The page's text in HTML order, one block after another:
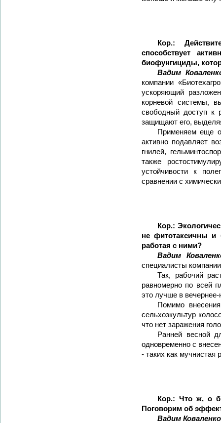
Кор.:
способствует
биофунгициды,
Вадим
компании
ускоряющий
корневой системы,
свободный доступ к
защищают его,
Применяем еще
активно подавляет
гнилей,
также
устойчивости к
сравнении с
Кор.:
не фитотаксичны и
работая с ними?
Вадим
специалисты
Так, рабочий
равномерно по всей
это лучше в
Помимо
сельхозкультур
что нет заражения
Ранней весной
одновременно с
- таких как мучнистая
Кор.: Что ж, о
Поговорим об
Вадим